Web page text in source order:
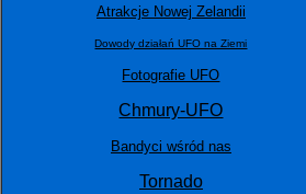
Atrakcje Nowej Zelandii
Dowody działań UFO na Ziemi
Fotografie UFO
Chmury-UFO
Bandyci wśród nas
Tornado